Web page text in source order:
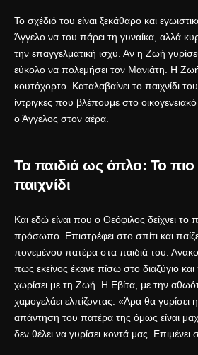
Το σχέδιό του είναι ξεκάθαρο και
Άγγελο να του πάρει τη γυναίκα, αλλά
την επαγγελματική ισχύ. Αν η Ζωή
εύκολο να πολεμήσει τον Μανιάτη. Η
κουτόχορτο. Καταλαβαίνει το παιχνίδι
ίντριγκες που βλέπουμε στο
ο Άγγελος στον αέρα.
Τα παιδιά ως όπλο: Το
παιχνίδι
Και εδώ είναι που ο Θεόφιλος δείχνει το
πρόσωπο. Επιστρέφει στο σπίτι και
πονεμένου πατέρα στα παιδιά του.
πως εκείνος έκανε πίσω στο διαζύγιο
χωρίσει με τη Ζωή. Η Εβίτα, με την
χαμογελάει ελπίζοντας: «Άρα θα γυρίσει
απάντηση του πατέρα της όμως είναι
δεν θέλει να γυρίσει κοντά μας. Επιμένει